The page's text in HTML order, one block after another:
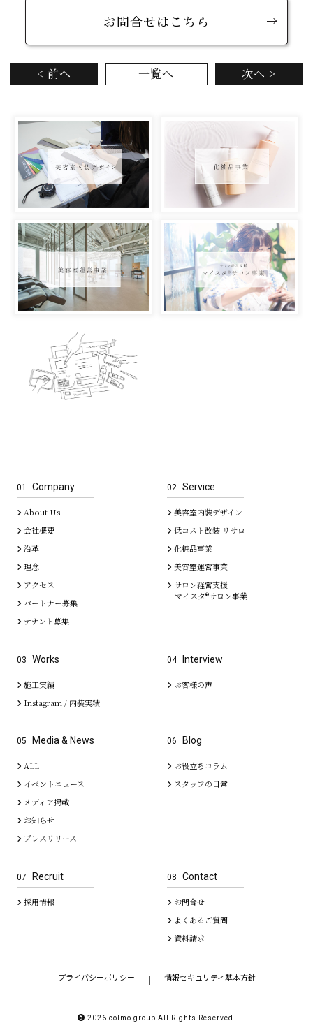
お問合せはこちら
< 前へ 一覧へ 次へ >
01 Company
About Us
会社概要
沿革
理念
アクセス
パートナー募集
テナント募集
02 Service
美容室内装デザイン
低コスト改装 リサロ
化粧品事業
美容室運営事業
サロン経営支援
マイスタ®サロン事業
03 Works
施工実績
Instagram / 内装実績
04 Interview
お客様の声
05 Media & News
ALL
イベントニュース
メディア掲載
お知らせ
プレスリリース
06 Blog
お役立ちコラム
スタッフの日常
07 Recruit
採用情報
08 Contact
お問合せ
よくあるご質問
資料請求
プライバシーポリシー ｜ 情報セキュリティ基本方針
2026 colmo group All Rights Reserved.